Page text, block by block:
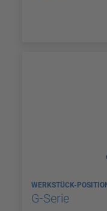
WERKSTÜCK-
G-Serie